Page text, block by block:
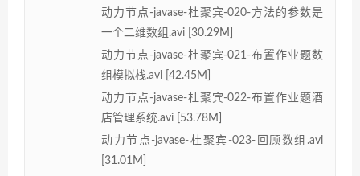
动力节点-javase-杜聚宾-020-方法的参数是
一个二维数组.avi [30.29M]
动力节点-javase-杜聚宾-021-布置作业题数
组模拟栈.avi [42.45M]
动力节点-javase-杜聚宾-022-布置作业题酒
店管理系统.avi [53.78M]
动力节点-javase-杜聚宾-023-回顾数组.avi
[31.01M]